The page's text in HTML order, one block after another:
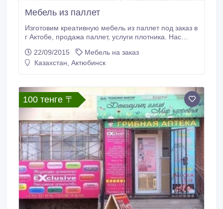
Мебель из паллет
Изготовим креативную мебель из паллет под заказ в
г Актобе, продажа паллет, услуги плотника. Нас
оригинальную мебель из паллет которая очень
органично вписывается в интерьер. Мебель
визуализируем.
22/09/2015
Мебель на заказ
Казахстан, Актюбинск
100 тенге 〒